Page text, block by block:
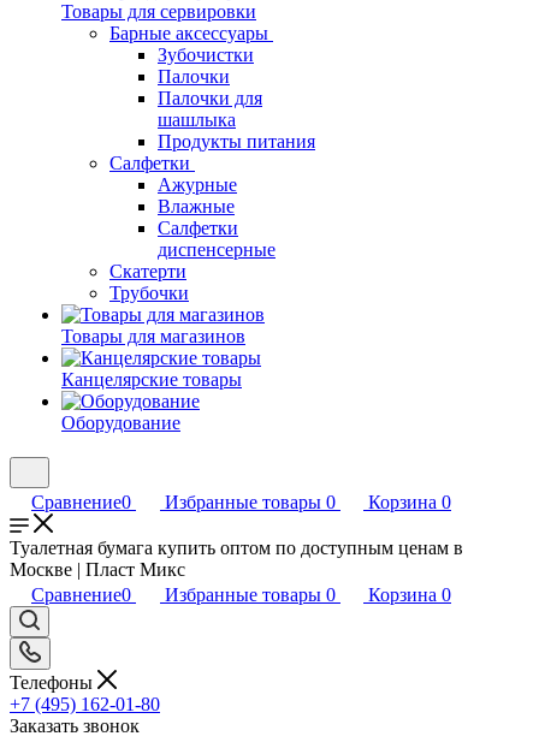
Товары для сервировки
Барные аксессуары
Зубочистки
Палочки
Палочки для
шашлыка
Продукты питания
Салфетки
Ажурные
Влажные
Салфетки
диспенсерные
Скатерти
Трубочки
Товары для магазинов
Канцелярские товары
Оборудование
Сравнение0 Избранные товары 0 Корзина 0
Туалетная бумага купить оптом по доступным ценам в
Москве | Пласт Микс
Сравнение0 Избранные товары 0 Корзина 0
Телефоны
+7 (495) 162-01-80
Заказать звонок